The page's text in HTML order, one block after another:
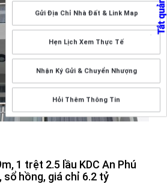
Gửi Địa Chỉ Nhà Đất & Link Map
Hẹn Lịch Xem Thực Tế
Nhận Ký Gửi & Chuyển Nhượng
Hỏi Thêm Thông Tin
1 trệt 2.5 lầu KDC An Phú
sổ hồng, giá chỉ 6.2 tỷ